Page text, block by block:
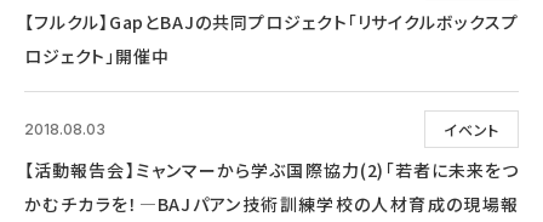
【フルクル】GapとBAJの共同プロジェクト「リサイクルボックスプ
ロジェクト」開催中
イベント
2018.08.03
【活動報告会】ミャンマーから学ぶ国際協力(2)「若者に未来をつ
かむチカラを！―BAJパアン技術訓練学校の人材育成の現場報